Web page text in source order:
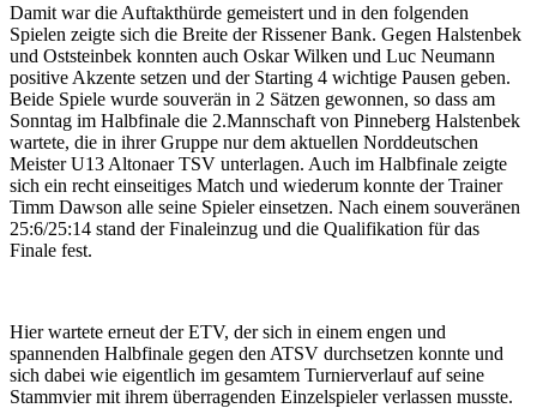
Damit war die Auftakthürde gemeistert und in den folgenden
Spielen zeigte sich die Breite der Rissener Bank. Gegen Halstenbek
und Oststeinbek konnten auch Oskar Wilken und Luc Neumann
positive Akzente setzen und der Starting 4 wichtige Pausen geben.
Beide Spiele wurde souverän in 2 Sätzen gewonnen, so dass am
Sonntag im Halbfinale die 2.Mannschaft von Pinneberg Halstenbek
wartete, die in ihrer Gruppe nur dem aktuellen Norddeutschen
Meister U13 Altonaer TSV unterlagen. Auch im Halbfinale zeigte
sich ein recht einseitiges Match und wiederum konnte der Trainer
Timm Dawson alle seine Spieler einsetzen. Nach einem souveränen
25:6/25:14 stand der Finaleinzug und die Qualifikation für das
Finale fest.
Hier wartete erneut der ETV, der sich in einem engen und
spannenden Halbfinale gegen den ATSV durchsetzen konnte und
sich dabei wie eigentlich im gesamtem Turnierverlauf auf seine
Stammvier mit ihrem überragenden Einzelspieler verlassen musste.